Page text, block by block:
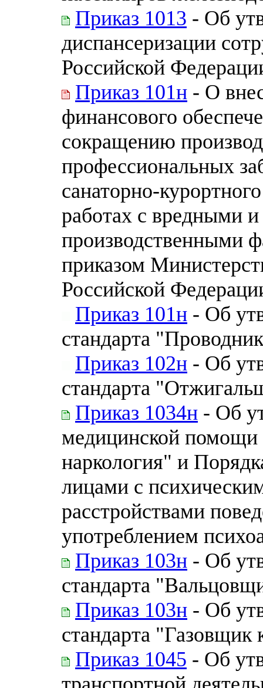
Приказ 1013 - Об
диспансеризации
Российской
Приказ 101н - О
финансового
сокращению
профессиональных
санаторно-
работах с вредными
производственными
приказом
Российской
Приказ 101н - Об
стандарта
Приказ 102н - Об
стандарта
Приказ 1034н - Об
медицинской
наркология" и
лицами с
расстройствами
употреблением
Приказ 103н - Об
стандарта
Приказ 103н - Об
стандарта "Газовщик
Приказ 1045 - Об